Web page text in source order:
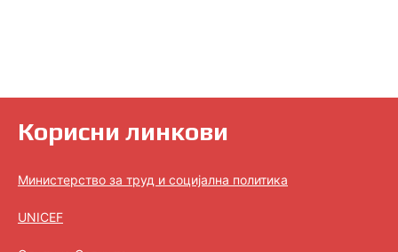
Корисни линкови
Министерство за труд и социјална политика
UNICEF